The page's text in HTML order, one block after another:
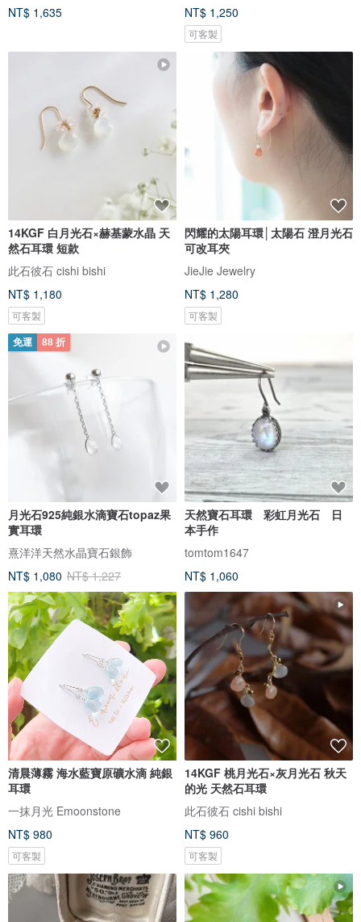
NT$ 1,635
NT$ 1,250
可客製
14KGF 白月光石×赫基蒙水晶 天
然石耳環 短款
此石彼石 cishi bishi
NT$ 1,180
可客製
閃耀的太陽耳環│太陽石 澄月光石
可改耳夾
JieJie Jewelry
NT$ 1,280
可客製
免運 88 折
月光石925純銀水滴寶石topaz果
實耳環
熹洋洋天然水晶寶石銀飾
NT$ 1,080 NT$ 1,227
天然寶石耳環 彩虹月光石 日
本手作
tomtom1647
NT$ 1,060
清晨薄霧 海水藍寶原礦水滴 純銀
耳環
一抹月光 Emoonstone
NT$ 980
可客製
14KGF 桃月光石×灰月光石 秋天
的光 天然石耳環
此石彼石 cishi bishi
NT$ 960
可客製